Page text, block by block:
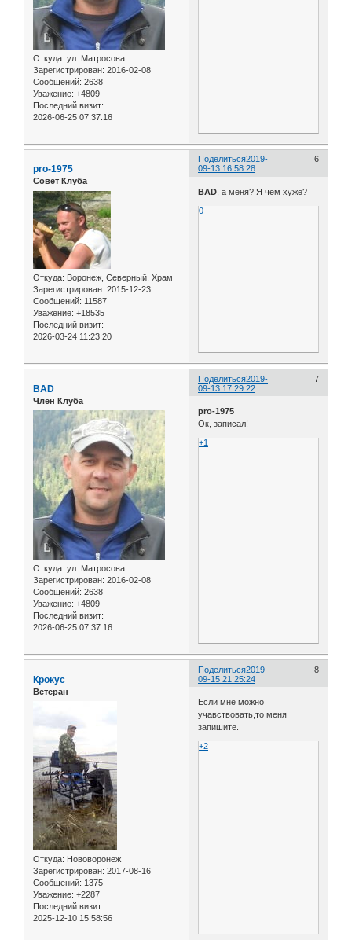
Откуда: ул. Матросова
Зарегистрирован: 2016-02-08
Сообщений: 2638
Уважение: +4809
Последний визит:
2026-06-25 07:37:16
Поделиться 6
2019-
09-13 16:58:28
pro-1975
Совет Клуба
Откуда: Воронеж, Северный, Храм
Зарегистрирован: 2015-12-23
Сообщений: 11587
Уважение: +18535
Последний визит:
2026-03-24 11:23:20
BAD , а меня? Я чем хуже?
0
Поделиться 7
2019-
09-13 17:29:22
BAD
Член Клуба
Откуда: ул. Матросова
Зарегистрирован: 2016-02-08
Сообщений: 2638
Уважение: +4809
Последний визит:
2026-06-25 07:37:16
pro-1975
Ок, записал!
+1
Поделиться 8
2019-
09-15 21:25:24
Крокус
Ветеран
Откуда: Нововоронеж
Зарегистрирован: 2017-08-16
Сообщений: 1375
Уважение: +2287
Последний визит:
2025-12-10 15:58:56
Если мне можно
учавствовать,то меня
запишите.
+2